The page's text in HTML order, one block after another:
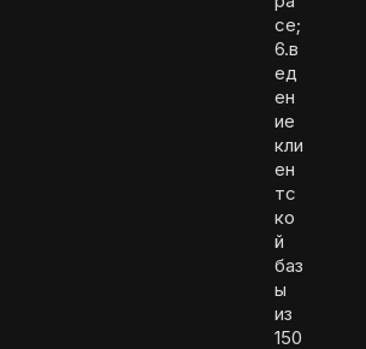
ce;
6.в
ед
ен
ие
кли
ен
тс
ко
й
баз
ы
из
150